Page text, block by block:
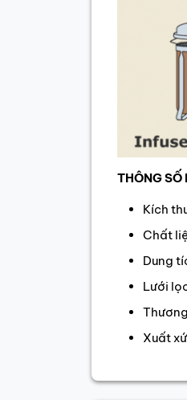
THÔNG
Kích
Chất
Dung
Lưới
Xuất